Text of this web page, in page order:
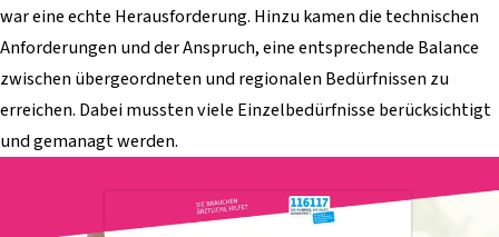
war eine echte Herausforderung. Hinzu kamen die technischen
Anforderungen und der Anspruch, eine entsprechende Balance
zwischen übergeordneten und regionalen Bedürfnissen zu
erreichen. Dabei mussten viele Einzelbedürfnisse berücksichtigt
und gemanagt werden.